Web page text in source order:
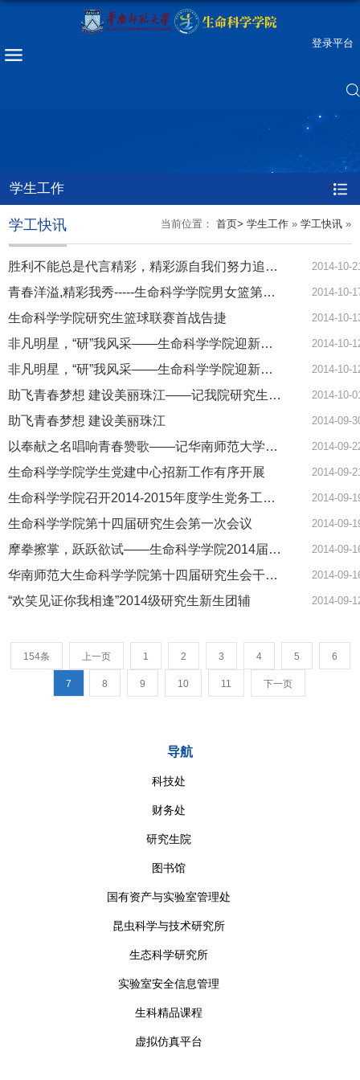
登录平台
学生工作 =
当前位置： 首页> 学生工作 » 学工快讯 »
学工快讯
胜利不能总是代言精彩，精彩源自我们努力追寻——记生命科学学院研究生篮球联赛第三、四战 2014-10-
青春洋溢,精彩我秀-----生命科学学院男女篮第二战 2014-10-
生命科学学院研究生篮球联赛首战告捷 2014-10-
非凡明星，“研”我风采——生命科学学院迎新晚会之研究生篇 2014-10-
非凡明星，“研”我风采——生命科学学院迎新晚会之研究生篇 2014-10-
助飞青春梦想 建设美丽珠江——记我院研究生王在易受邀参加“珠江体检团”分享交流会 2014-10-
助飞青春梦想 建设美丽珠江 2014-09-
以奉献之名唱响青春赞歌——记华南师范大学研究生赴东莞开展“三下乡“暑期社会实践活动 2014-09-
生命科学学院学生党建中心招新工作有序开展 2014-09-
生命科学学院召开2014-2015年度学生党务工作会议暨创新党支部工作思路汇报会 2014-09-
生命科学学院第十四届研究生会第一次会议 2014-09-
摩拳擦掌，跃跃欲试——生命科学学院2014届研究生会招新面试 2014-09-
华南师范大生命科学学院第十四届研究生会干事拟录用结果公示 2014-09-
“欢笑见证你我相逢”2014级研究生新生团辅 2014-09-
154条 上一页 1 2 3 4 5 6
7 8 9 10 11 下一页
导航
科技处
财务处
研究生院
图书馆
国有资产与实验室管理处
昆虫科学与技术研究所
生态科学研究所
实验室安全信息管理
生科精品课程
虚拟仿真平台